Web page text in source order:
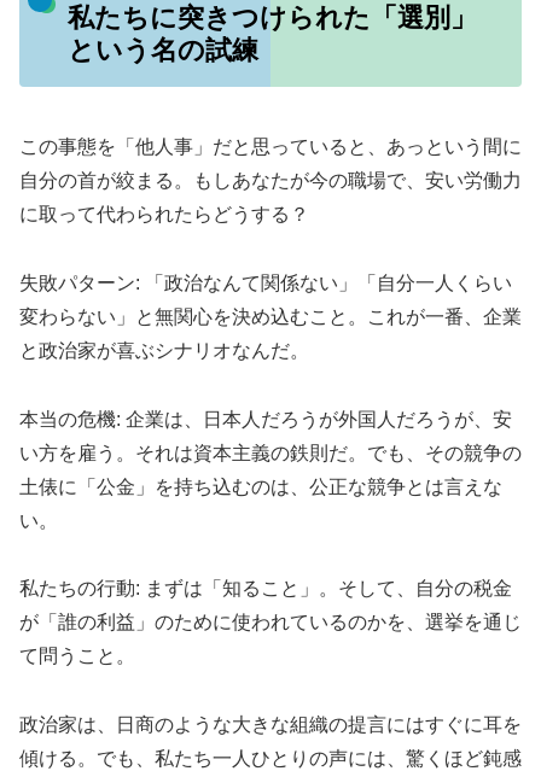
私たちに突きつけられた「選別」
という名の試練
この事態を「他人事」だと思っていると、あっという間に
自分の首が絞まる。もしあなたが今の職場で、安い労働力
に取って代わられたらどうする？
失敗パターン: 「政治なんて関係ない」「自分一人くらい
変わらない」と無関心を決め込むこと。これが一番、企業
と政治家が喜ぶシナリオなんだ。
本当の危機: 企業は、日本人だろうが外国人だろうが、安
い方を雇う。それは資本主義の鉄則だ。でも、その競争の
土俵に「公金」を持ち込むのは、公正な競争とは言えな
い。
私たちの行動: まずは「知ること」。そして、自分の税金
が「誰の利益」のために使われているのかを、選挙を通じ
て問うこと。
政治家は、日商のような大きな組織の提言にはすぐに耳を
傾ける。でも、私たち一人ひとりの声には、驚くほど鈍感